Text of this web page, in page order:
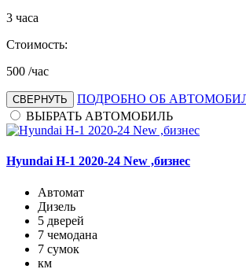
3 часа
Стоимость:
500 /час
СВЕРНУТЬ
ПОДРОБНО ОБ
ВЫБРАТЬ АВТОМОБИЛЬ
Hyundai H-1 2020-24 New ,бизнес
Автомат
Дизель
5 дверей
7 чемодана
7 сумок
км